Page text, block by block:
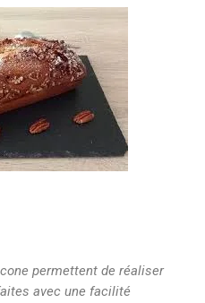
permettent de réaliser
avec une facilité